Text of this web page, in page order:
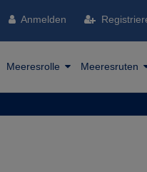
Anmelden
Meeresrolle Meeresruten